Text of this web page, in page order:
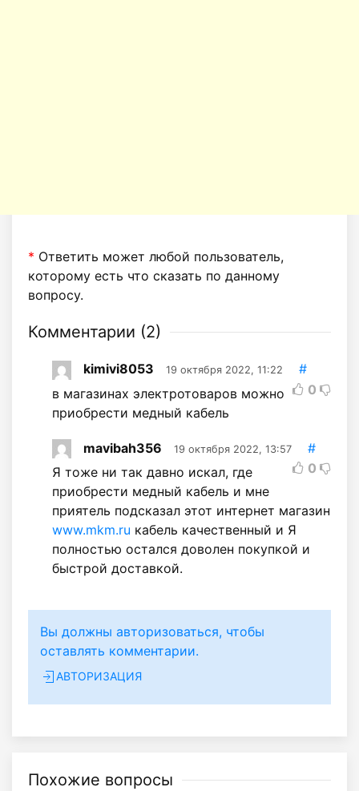
* Ответить может любой пользователь,
которому есть что сказать по данному
вопросу.
Комментарии (2)
kimivi8053 19 октября 2022, 11:22
#
0
в магазинах электротоваров можно
приобрести медный кабель
mavibah356 19 октября 2022, 13:57
#
0
Я тоже ни так давно искал, где
приобрести медный кабель и мне
приятель подсказал этот интернет магазин
www.mkm.ru кабель качественный и Я
полностью остался доволен покупкой и
быстрой доставкой.
Вы должны авторизоваться, чтобы
оставлять комментарии.
АВТОРИЗАЦИЯ
Похожие вопросы